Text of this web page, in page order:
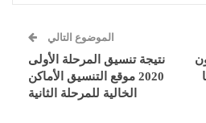
الموضوع التالي
نتيجة تنسيق المرحلة الأولى
2020 موقع التنسيق الأماكن
الخالية للمرحلة الثانية